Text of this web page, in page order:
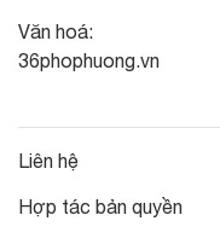
Văn hoá:
36phophuong.vn
Liên hệ
Hợp tác bản quyền